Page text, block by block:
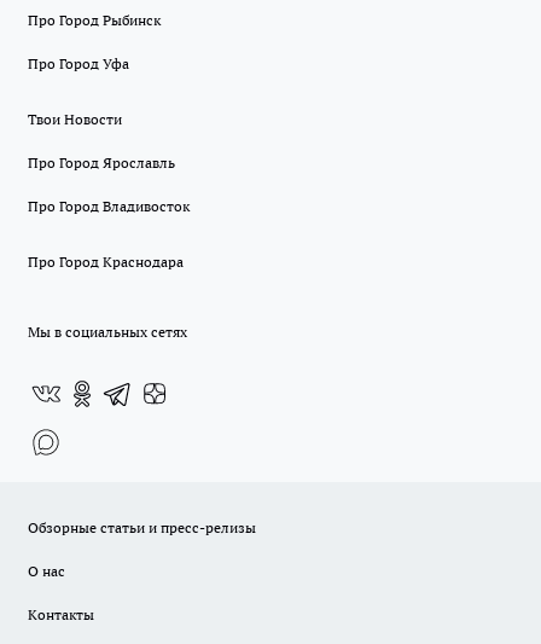
Про Город Рыбинск
Про Город Уфа
Твои Новости
Про Город Ярославль
Про Город Владивосток
Про Город Краснодара
Мы в социальных сетях
Обзорные статьи и пресс-релизы
О нас
Контакты